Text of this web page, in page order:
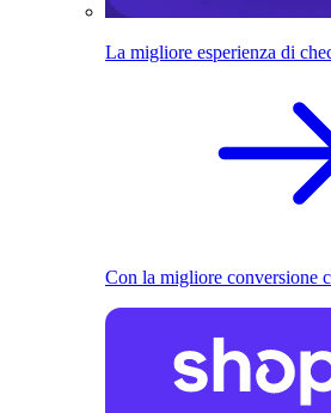
La migliore esperienza di
Con la migliore conversione